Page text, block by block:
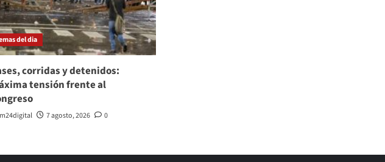
del dia
corridas y detenidos:
tensión frente al
m24digital 7 agosto, 2026 0